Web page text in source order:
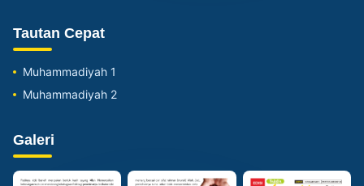
Tautan Cepat
Muhammadiyah 1
Muhammadiyah 2
Galeri